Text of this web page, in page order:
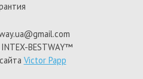
BESTWAY™
Victor Papp